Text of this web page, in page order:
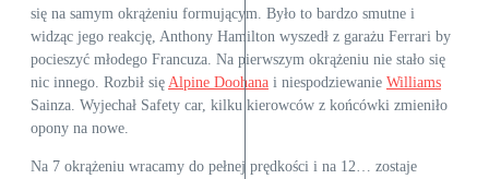
się na samym okrążeniu formującym. Było to bardzo smutne i
widząc jego reakcję, Anthony Hamilton wyszedł z garażu Ferrari by
pocieszyć młodego Francuza. Na pierwszym okrążeniu nie stało się
nic innego. Rozbił się Alpine Doohana i niespodziewanie Williams
Sainza. Wyjechał Safety car, kilku kierowców z końcówki zmieniło
opony na nowe.
Na 7 okrążeniu wracamy do pełnej prędkości i na 12… zostaje